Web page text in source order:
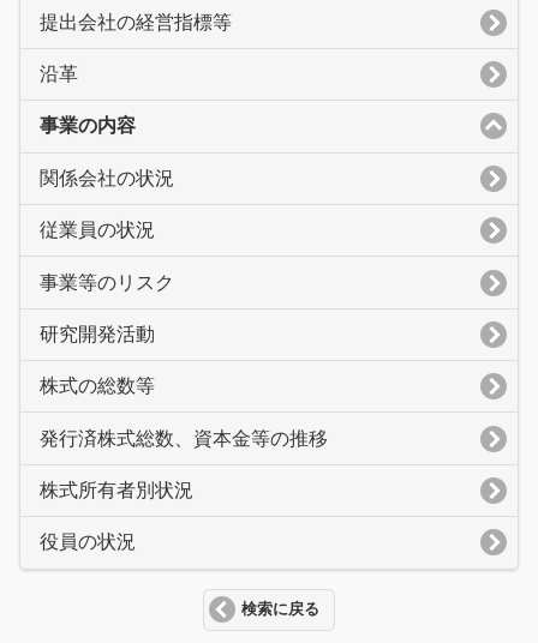
提出会社の経営指標等
沿革
事業の内容
関係会社の状況
従業員の状況
事業等のリスク
研究開発活動
株式の総数等
発行済株式総数、資本金等の推移
株式所有者別状況
役員の状況
検索に戻る